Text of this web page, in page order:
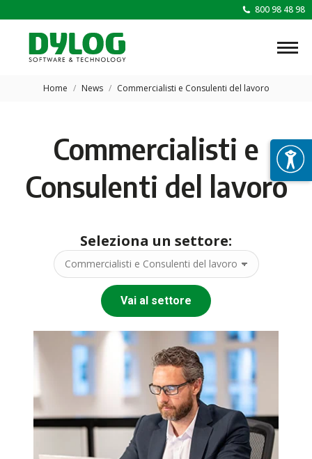
800 98 48 98
Tu sei qui:
Home News Commercialisti e Consulenti del lavoro
Commercialisti e
Consulenti del lavoro
Seleziona un settore:
Vai al settore